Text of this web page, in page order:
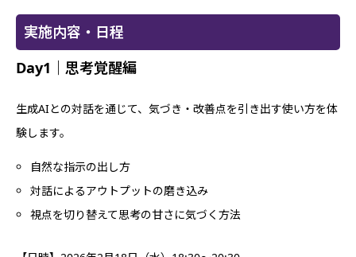
実施内容・日程
Day1｜思考覚醒編
生成AIとの対話を通じて、気づき・改善点を引き出す使い方を体
験します。
自然な指示の出し方
対話によるアウトプットの磨き込み
視点を切り替えて思考の甘さに気づく方法